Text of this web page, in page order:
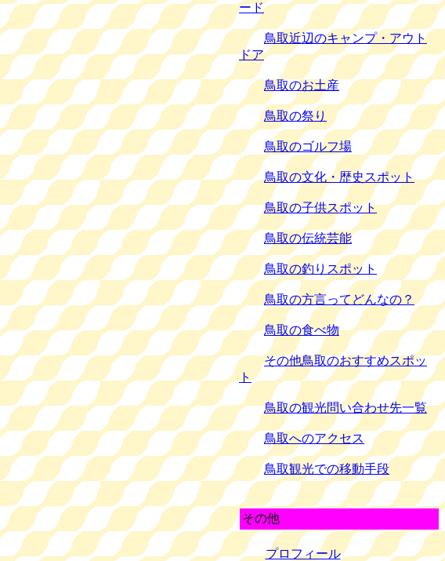
ード
鳥取近辺のキャンプ・アウト
ドア
鳥取のお土産
鳥取の祭り
鳥取のゴルフ場
鳥取の文化・歴史スポット
鳥取の子供スポット
鳥取の伝統芸能
鳥取の釣りスポット
鳥取の方言ってどんなの？
鳥取の食べ物
その他鳥取のおすすめスポッ
ト
鳥取の観光問い合わせ先一覧
鳥取へのアクセス
鳥取観光での移動手段
その他
プロフィール